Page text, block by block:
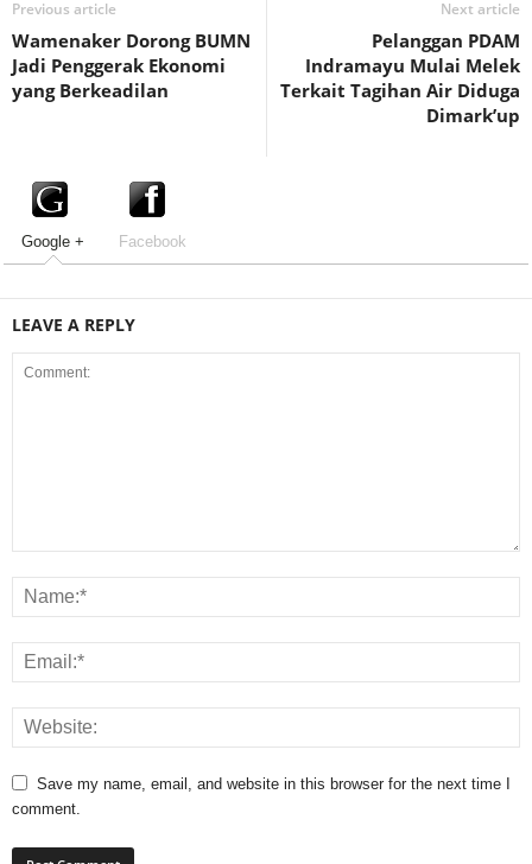
Previous article
Wamenaker Dorong BUMN
Jadi Penggerak Ekonomi
yang Berkeadilan
Next article
Pelanggan PDAM
Indramayu Mulai Melek
Terkait Tagihan Air Diduga
Dimark’up
Google + Facebook
LEAVE A REPLY
Save my name, email, and website in this browser for the next time I
comment.